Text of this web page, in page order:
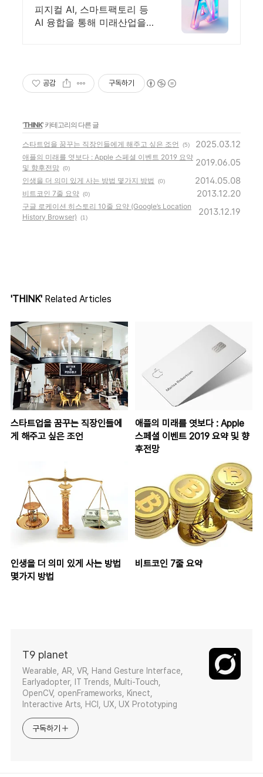
원컨벤션센터
피지컬 AI, 스마트팩토리 등
AI 융합을 통해 미래산업을
공감 구독하기
'THINK' 카테고리의 다른 글
스타트업을 꿈꾸는 직장인들에게 해주고 싶은 조언 (5) 2025.03.12
애플의 미래를 엿보다 : Apple 스페셜 이벤트 2019 요약
및 향후전망 (0)
2019.06.05
인생을 더 의미 있게 사는 방법 몇가지 방법 (0) 2014.05.08
비트코인 7줄 요약 (0) 2013.12.20
구글 로케이션 히스토리 10줄 요약 (Google’s Location
History Browser)
(1)
2013.12.19
'THINK' Related Articles
스타트업을 꿈꾸는 직장인들에
게 해주고 싶은 조언
애플의 미래를 엿보다 : Apple
스페셜 이벤트 2019 요약 및 향
후전망
인생을 더 의미 있게 사는 방법
몇가지 방법
비트코인 7줄 요약
T9 planet
Wearable, AR, VR, Hand Gesture Interface,
Earlyadopter, IT Trends, Multi-Touch,
OpenCV, openFrameworks, Kinect,
Interactive Arts, HCI, UX, UX Prototyping
구독하기